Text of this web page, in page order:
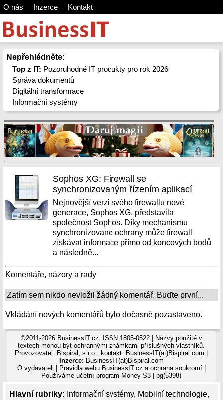
O nás Inzerce Kontakt
Nepřehlédněte:
Top z IT: Pozoruhodné IT produkty pro rok 2026
Správa dokumentů
Digitální transformace
Informační systémy
Hlavní rubriky: Informační systémy, Mobilní technologie,
Sophos XG: Firewall se
synchronizovaným řízením aplikací
Nejnovější verzi svého firewallu nové
generace, Sophos XG, představila
společnost Sophos. Díky mechanismu
synchronizované ochrany může firewall
získávat informace přímo od koncových bodů
a následně...
Komentáře, názory a rady
Zatím sem nikdo nevložil žádný komentář. Buďte první...
Vkládání nových komentářů bylo dočasně pozastaveno.
©2011-2026 BusinessIT.cz, ISSN 1805-0522 | Názvy použité v
textech mohou být ochrannými známkami příslušných vlastníků.
Provozovatel: Bispiral, s.r.o., kontakt: BusinessIT(at)Bispiral.com |
Inzerce: BusinessIT(at)Bispiral.com
O vydavateli
Pravidla webu BusinessIT.cz a ochrana soukromí|
Používámeúčetní program Money S3 | pg(5398)